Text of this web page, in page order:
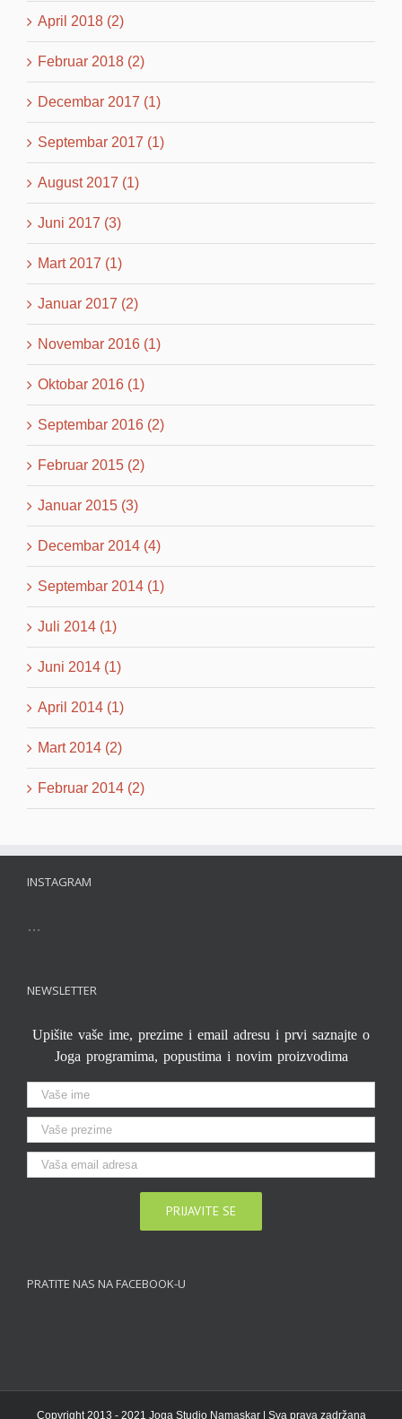
April 2018 (2)
Februar 2018 (2)
Decembar 2017 (1)
Septembar 2017 (1)
August 2017 (1)
Juni 2017 (3)
Mart 2017 (1)
Januar 2017 (2)
Novembar 2016 (1)
Oktobar 2016 (1)
Septembar 2016 (2)
Februar 2015 (2)
Januar 2015 (3)
Decembar 2014 (4)
Septembar 2014 (1)
Juli 2014 (1)
Juni 2014 (1)
April 2014 (1)
Mart 2014 (2)
Februar 2014 (2)
INSTAGRAM
…
NEWSLETTER
Upišite vaše ime, prezime i email adresu i prvi saznajte o
Joga programima, popustima i novim proizvodima
PRATITE NAS NA FACEBOOK-U
Copyright 2013 - 2021 Joga Studio Namaskar | Sva prava zadržana